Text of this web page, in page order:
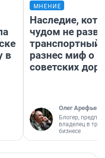
в
МНЕНИЕ
Наследие,
чудом не
транспортный
разнес миф о
советских
Олег Арефьев
Блогер,
владелец в
бизнесе